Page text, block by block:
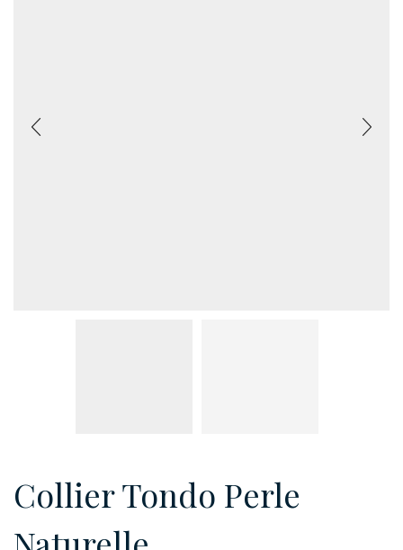
Collier Tondo Perle